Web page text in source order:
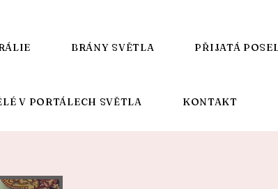
BRÁNY SVĚTLA PŘIJATÁ
V PORTÁLECH SVĚTLA KONTAKT